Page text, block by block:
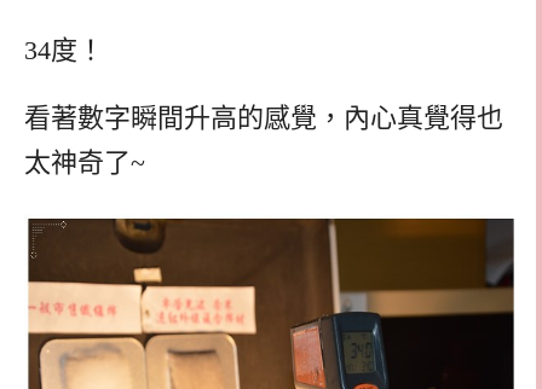
34度！
看著數字瞬間升高的感覺，內心真覺得也
太神奇了~